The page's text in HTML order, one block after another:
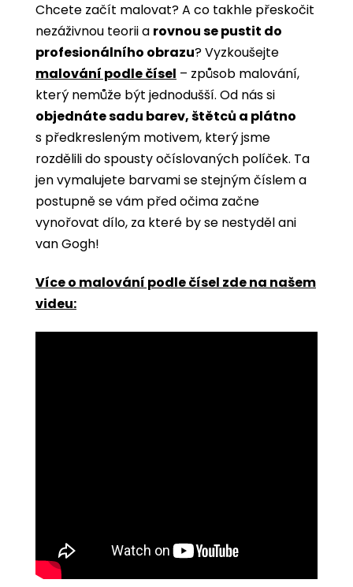
Chcete začít malovat? A co takhle přeskočit
nezáživnou teorii a rovnou se pustit do
profesionálního obrazu? Vyzkoušejte
malování podle čísel ­­– způsob malování,
který nemůže být jednodušší. Od nás si
objednáte sadu barev, štětců a plátno
s předkresleným motivem, který jsme
rozdělili do spousty očíslovaných políček. Ta
jen vymalujete barvami se stejným číslem a
postupně se vám před očima začne
vynořovat dílo, za které by se nestyděl ani
van Gogh!
Více o malování podle čísel zde na našem
videu: